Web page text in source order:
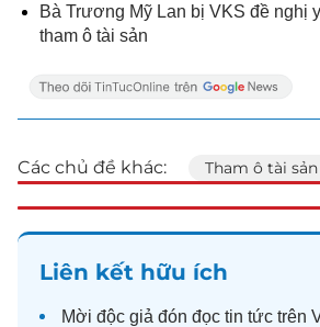
Bà Trương Mỹ Lan bị VKS đề nghị
tham ô tài sản
Các chủ đề khác: Tham ô tài sản
Liên kết hữu ích
Mời độc giả đón đọc tin tức trên